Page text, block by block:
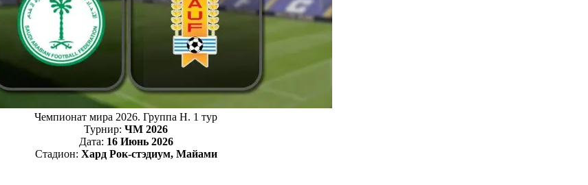
Чемпионат мира 2026. Группа H. 1 тур
Турнир: ЧМ 2026
Дата: 16 Июнь 2026
Стадион: Хард Рок-стэдиум, Майами